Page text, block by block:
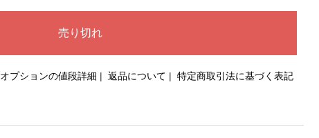
オプションの値段詳細 | 返品について | 特定商取引法に基づく表記